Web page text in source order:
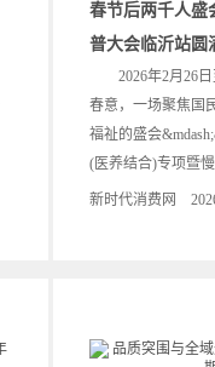
春节后两千人盛
普大会临沂站圆
2026年2月26日
春意，一场聚焦国
福祉的盛会
(医养结合)专项暨
新时代消费网